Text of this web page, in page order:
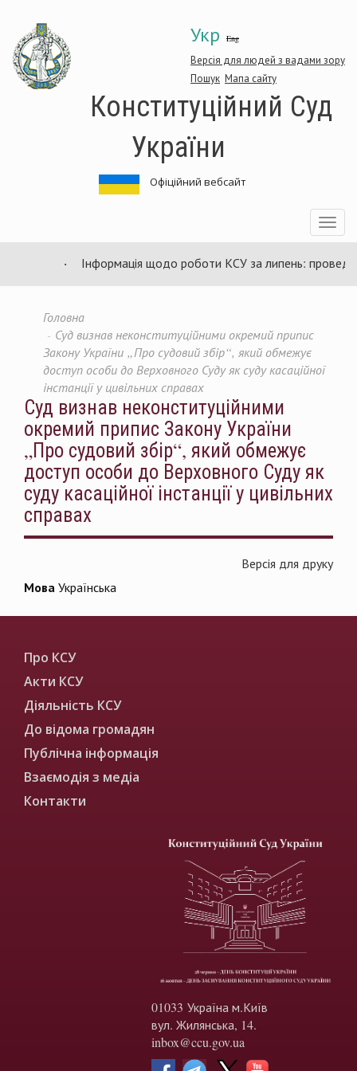
основного
матеріалу
Укр Eng
Версія для людей з вадами зору
Пошук Мапа сайту
Конституційний Суд
України
Офіційний вебсайт
Toggle
Інформація щодо роботи КСУ за липень:
Головна
Суд визнав неконституційними окремий припис
Закону України „Про судовий збір“, який обмежує
доступ особи до Верховного Суду як суду касаційної
інстанції у цивільних справах
Суд визнав неконституційними
окремий припис Закону України
„Про судовий збір“, який обмежує
доступ особи до Верховного Суду як
суду касаційної інстанції у цивільних
справах
Версія для друку
Мова Українська
Про КСУ
Акти КСУ
Діяльність КСУ
До відома громадян
Публічна інформація
Взаємодія з медіа
Контакти
01033 Україна м.Київ
вул. Жилянська, 14.
inbox@ccu.gov.ua